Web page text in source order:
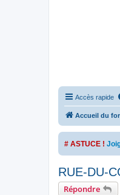
Accès rapide
Accueil du
# ASTUCE !
RUE-DU-
Répondre